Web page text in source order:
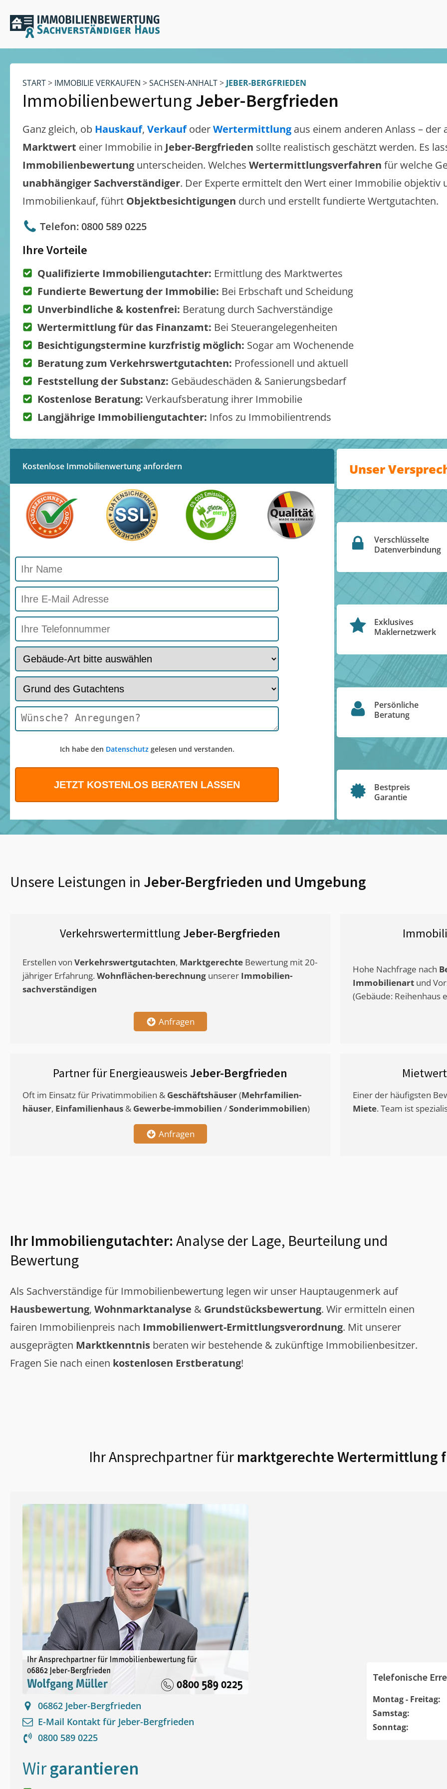
START> IMMOBILIE VERKAUFEN >SACHSEN-ANHALT> JEBER-BERGFRIEDEN
Immobilienbewertung Jeber-Bergfrieden
Ganz gleich, ob Hauskauf, VerkaufoderWertermittlung aus einem anderen Anlass – der
Marktwert einer Immobilie in Jeber-Bergfrieden sollte realistisch geschätzt werden. Es
Immobilienbewertung unterscheiden. Welches Wertermittlungsverfahren für welche
unabhängiger Sachverständiger. Der Experte ermittelt den Wert einer Immobilie objektiv
Immobilienkauf, führt Objektbesichtigungen durch und erstellt fundierte Wertgutachten.
Telefon: 0800 589 0225
Ihre Vorteile
Qualifizierte Immobiliengutachter: Ermittlung des Marktwertes
Fundierte Bewertung der Immobilie: Bei Erbschaft und Scheidung
Unverbindliche & kostenfrei: Beratung durch Sachverständige
Wertermittlung für das Finanzamt: Bei Steuerangelegenheiten
Besichtigungstermine kurzfristig möglich: Sogar am Wochenende
Beratung zum Verkehrswertgutachten: Professionell und aktuell
Feststellung der Substanz: Gebäudeschäden & Sanierungsbedarf
Kostenlose Beratung: Verkaufsberatung ihrer Immobilie
Langjährige Immobiliengutachter: Infos zu Immobilientrends
Kostenlose Immobilienwertung anfordern
Ich habe den Datenschutzgelesen und verstanden.
Unser
Verschlüsselte
Datenverbindung
Exklusives
Maklernetzwerk
Persönliche
Beratung
Bestpreis
Garantie
Unsere Leistungen in Jeber-Bergfrieden und Umgebung
VerkehrswertermittlungJeber-Bergfrieden
Erstellen von Verkehrswertgutachten, Marktgerechte Bewertung mit 20-
jähriger Erfahrung. Wohnflächen-berechnung unserer Immobilien-
sachverständigen
Anfragen
Hohe Nachfrage nach
Immobilienart und
(Gebäude: Reihenhaus
Partner für EnergieausweisJeber-Bergfrieden
Oft im Einsatz für Privatimmobilien & Geschäftshäuser(Mehrfamilien-
häuser, Einfamilienhaus & Gewerbe-immobilien /Sonderimmobilien)
Anfragen
Einer der häufigsten
Miete. Team ist
Ihr Immobiliengutachter: Analyse der Lage, Beurteilung und
Bewertung
Als Sachverständige für Immobilienbewertung legen wir unser Hauptaugenmerk auf
Hausbewertung, Wohnmarktanalyse & Grundstücksbewertung. Wir ermitteln einen
fairen Immobilienpreis nach Immobilienwert-Ermittlungsverordnung. Mit unserer
ausgeprägten Marktkenntnis beraten wir bestehende & zukünftige Immobilienbesitzer.
Fragen Sie nach einen kostenlosen Erstberatung!
Ihr Ansprechpartner fürmarktgerechte Wertermittlung
06862 Jeber-Bergfrieden
E-Mail Kontakt für Jeber-Bergfrieden
0800 589 0225
Telefonische
Montag - Freitag:
Samstag:
Sonntag:
Wirgarantieren